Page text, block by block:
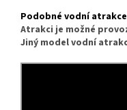
Podobné vodní
Atrakci je možné
Jiný model vodní